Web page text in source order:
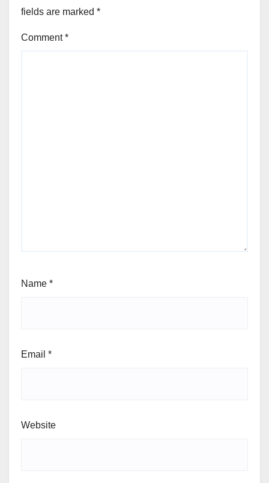
fields are marked *
Comment*
Name *
Email *
Website